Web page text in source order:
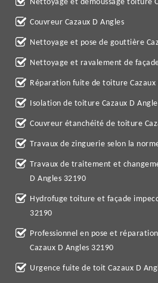
Nettoyage et démoussage toiture
Couvreur Cazaux D Angles
Nettoyage et pose de gouttière
Nettoyage et ravalement de
Réparation fuite de toiture Cazaux
Isolation de toiture Cazaux D
Couvreur étanchéité de toiture
Travaux de zinguerie selon la
Travaux de traitement et
D Angles 32190
Hydrofuge toiture et façade
32190
Professionnel en pose et
Cazaux D Angles 32190
Urgence fuite de toit Cazaux D